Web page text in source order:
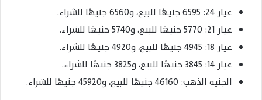
عيار 24: 6595 جنيهًا للبيع، و6560 جنيهًا للشراء.
عيار 21: 5770 جنيهًا للبيع، و5740 جنيهًا للشراء.
عيار 18: 4945 جنيهًا للبيع، و4920 جنيهًا للشراء.
عيار 14: 3845 جنيهًا للبيع، و3825 جنيهًا للشراء.
الجنيه الذهب: 46160 جنيهًا للبيع، و45920 جنيهًا للشراء.